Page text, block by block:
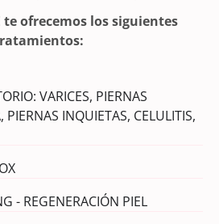
te ofrecemos los siguientes
VARICES, PIERNAS
PIERNAS INQUIETAS, CELULITIS,
- REGENERACIÓN PIEL